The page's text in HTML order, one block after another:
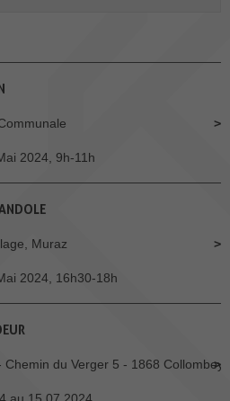
2024, 9h-11h
Muraz
2024, 16h30-18h
Chemin du Verger 5 - 1868 Collombey
au 15.07.2024